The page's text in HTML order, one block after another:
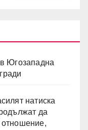
Югозападна
натиска
да
отношение,